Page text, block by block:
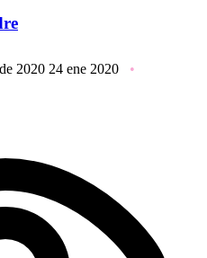
2020 24 ene 2020